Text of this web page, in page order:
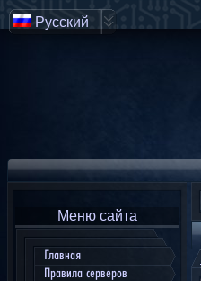
Меню сайта
Главная
Правила серверов
Русский